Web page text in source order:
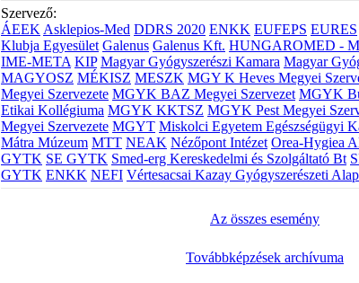
Szervező:
ÁEEK Asklepios-Med DDRS 2020 ENKK EUFEPS EURES
Klubja Egyesület Galenus Galenus Kft. HUNGAROMED -
IME-META KIP Magyar Gyógyszerészi Kamara Magyar
MAGYOSZ MÉKISZ MESZK MGY K Heves Megyei
Megyei Szervezete MGYK BAZ Megyei Szervezet MGYK
Etikai Kollégiuma MGYK KKTSZ MGYK Pest Megyei
Megyei Szervezete MGYT Miskolci Egyetem Egészségügyi
Mátra Múzeum MTT NEAK Nézőpont Intézet Orea-Hygiea
GYTK SE GYTK Smed-erg Kereskedelmi és Szolgáltató Bt
GYTK ENKK NEFI Vértesacsai Kazay Gyógyszerészeti
Az összes esemény
Továbbképzések archívuma